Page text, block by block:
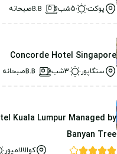
پوکت 5شب صبحانه
Concorde Hotel Singapore
سنگاپور 3شب صبحانه
Kuala Lumpur Managed by
Banyan Tree
کوالالامپور